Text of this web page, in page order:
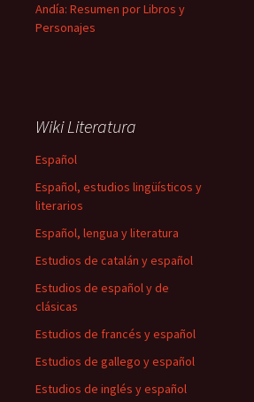
Andía: Resumen por Libros y
Personajes
Wiki Literatura
Español
Español, estudios lingüísticos y
literarios
Español, lengua y literatura
Estudios de catalán y español
Estudios de español y de
clásicas
Estudios de francés y español
Estudios de gallego y español
Estudios de inglés y español